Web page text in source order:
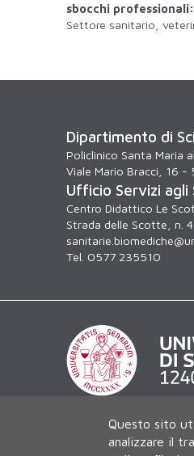
sbocchi professionali:
Settore sanitario,
Dipartimento di
Policlinico Santa Maria
Viale Mario Bracci, 16 -
Ufficio Servizi agli
Centro Didattico Le
Strada delle Scotte, n.
Tel. 0577 235510
Questo sito
analizzare il